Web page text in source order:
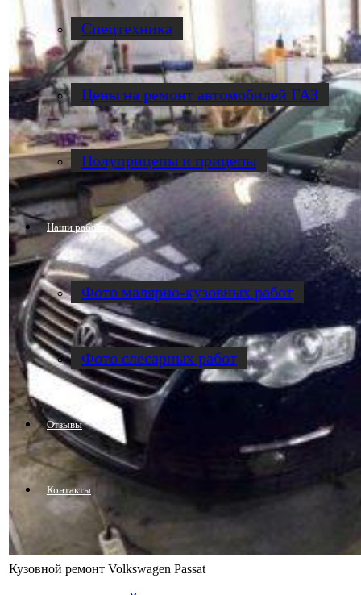
Спецтехника
Цены на ремонт автомобилей ГАЗ
Полуприцепы и прицепы
Наши работы
Фото малярно-кузовных работ
Фото слесарных работ
Отзывы
Контакты
Кузовной ремонт Volkswagen Passat